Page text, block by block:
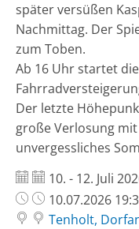
später versüßen
Nachmittag. Der
zum Toben.
Ab 16 Uhr startet
Der letzte
große Verlosung
unvergessliches
Datum:
10. - 12. Juli
Uhrzeit:
10.07.2026
Tenholt,